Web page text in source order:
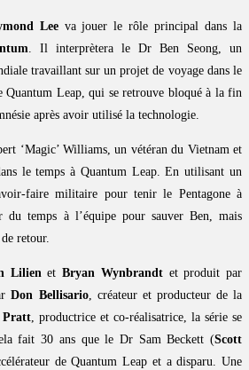
Leeva jouer le rôle principal dans la
. Il interprètera le Dr Ben Seong, un
travaillant sur un projet de voyage dans le
Quantum Leap, qui se retrouve bloqué à la fin
après avoir utilisé la technologie.
‘Magic’ Williams, un vétéran du Vietnam et
le temps à Quantum Leap. En utilisant un
faire militaire pour tenir le Pentagone à
du temps à l’équipe pour sauver Ben, mais
retour.
LilienetBryan Wynbrandtet produit par
Don Bellisario, créateur et producteur de la
Pratt, productrice et co-réalisatrice, la série se
fait 30 ans que le Dr Sam Beckett (Scott
de Quantum Leap et a disparu. Une